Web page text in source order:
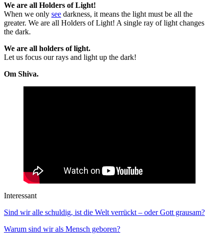
We are all Holders of Light!
When we only see darkness, it means the light must be all the
greater. We are all Holders of Light! A single ray of light changes
the dark.
We are all holders of light.
Let us focus our rays and light up the dark!
Om Shiva.
Interessant
Sind wir alle schuldig, ist die Welt verrückt – oder Gott grausam?
Warum sind wir als Mensch geboren?